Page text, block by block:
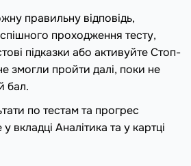
правильну відповідь,
проходження тесту,
підказки або активуйте Стоп-
змогли пройти далі, поки не
бал.
по тестам та прогрес
вкладці Аналітика та у картці